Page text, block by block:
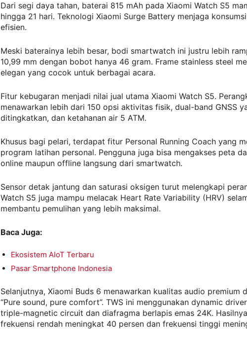
Dari segi daya tahan, baterai 815 mAh pada Xiaomi Watch S5
hingga 21 hari. Teknologi Xiaomi Surge Battery menjaga
efisien.
Meski baterainya lebih besar, bodi smartwatch ini justru lebih
10,99 mm dengan bobot hanya 46 gram. Frame stainless steel
elegan yang cocok untuk berbagai acara.
Fitur kebugaran menjadi nilai jual utama Xiaomi Watch S5.
menawarkan lebih dari 150 opsi aktivitas fisik, dual-band GNSS
ditingkatkan, dan ketahanan air 5 ATM.
Khusus bagi pelari, terdapat fitur Personal Running Coach yang
program latihan personal. Pengguna juga bisa mengakses peta
online maupun offline langsung dari smartwatch.
Sensor detak jantung dan saturasi oksigen turut melengkapi
Watch S5 juga mampu melacak Heart Rate Variability (HRV)
membantu pemulihan yang lebih maksimal.
Baca Juga:
Ekosistem AIoT Terbaru
Pasar Smartphone Indonesia
Selanjutnya, Xiaomi Buds 6 menawarkan kualitas audio premium
“Pure sound, pure comfort”. TWS ini menggunakan dynamic
triple-magnetic circuit dan diafragma berlapis emas 24K.
frekuensi rendah meningkat 40 persen dan frekuensi tinggi